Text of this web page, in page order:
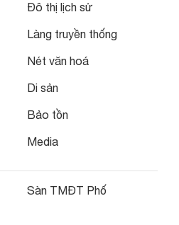
Đô thị lịch sử
Làng truyền thống
Nét văn hoá
Di sản
Bảo tồn
Media
Sàn TMĐT Phố